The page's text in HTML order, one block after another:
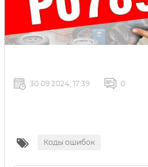
30 09 2024, 17:39 0
Коды ошибок